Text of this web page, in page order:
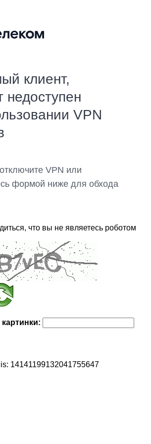
клиент,
недоступен
VPN
VPN или
формой ниже для обхода
что вы не являетесь роботом
14141199132041755647